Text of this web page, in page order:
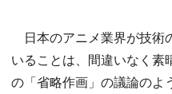
日本のアニメ業界が技術
いることは、間違いなく素
の「省略作画」の議論のよ